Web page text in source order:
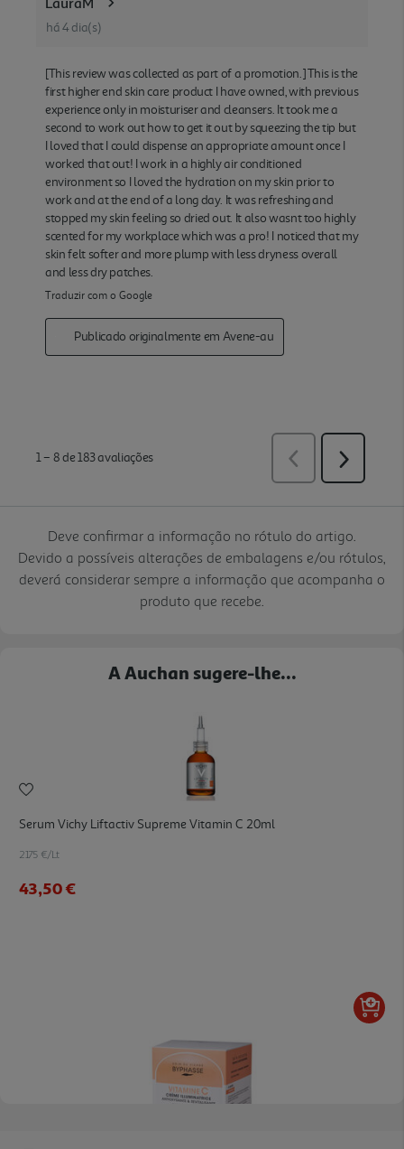
Deve confirmar a informação no rótulo do artigo.
Devido a possíveis alterações de embalagens e/ou rótulos,
deverá considerar sempre a informação que acompanha o
produto que recebe.
A Auchan sugere-lhe...
Serum Vichy Liftactiv Supreme Vitamin C 20ml
2175 €/Lt
43,50 €